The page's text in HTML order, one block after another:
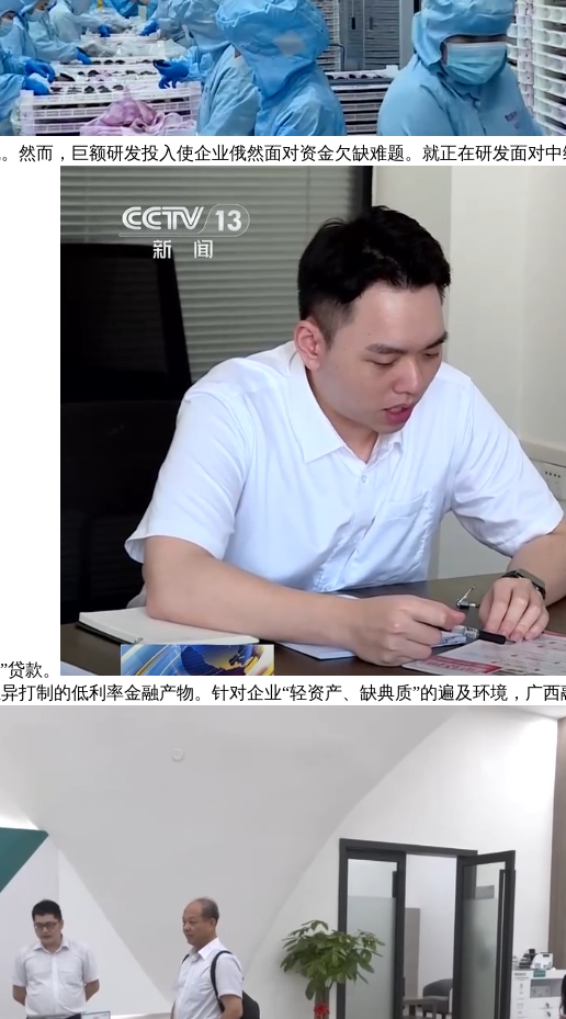
然而，巨额研发投入使企业俄然面对资金欠缺难题。就正在研发面
款。
打制的低利率金融产物。针对企业“轻资产、缺典质”的遍及环境，广